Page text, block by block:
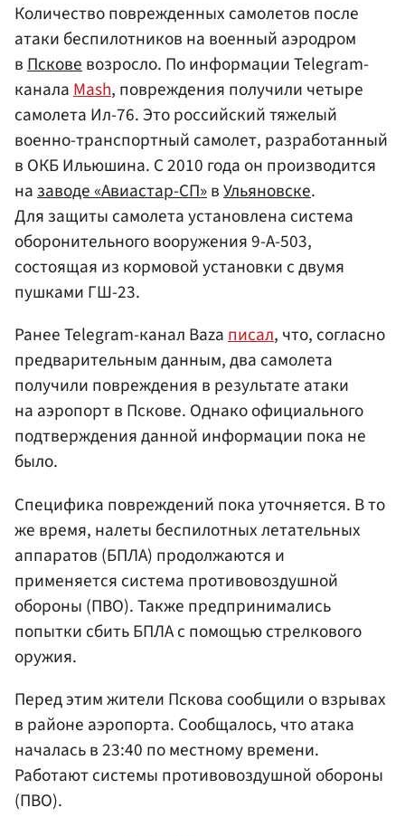
Количество поврежденных самолетов после
атаки беспилотников на военный аэродром
вПсковевозросло. По информации Telegram-
каналаMash, повреждения получили четыре
самолета Ил-76. Это российский тяжелый
военно-транспортный самолет, разработанный
в ОКБ Ильюшина. С 2010 года он производится
назаводе «Авиастар-СП»вУльяновске.
Для защиты самолета установлена система
оборонительного вооружения 9-А-503,
состоящая из кормовой установки с двумя
пушками ГШ-23.
Ранее Telegram-канал Bazaписал, что, согласно
предварительным данным, два самолета
получили повреждения в результате атаки
на аэропорт в Пскове. Однако официального
подтверждения данной информации пока не
было.
Специфика повреждений пока уточняется. В то
же время, налеты беспилотных летательных
аппаратов (БПЛА) продолжаются и
применяется система противовоздушной
обороны (ПВО). Также предпринимались
попытки сбить БПЛА с помощью стрелкового
оружия.
Перед этим жители Пскова сообщили о взрывах
в районе аэропорта. Сообщалось, что атака
началась в 23:40 по местному времени.
Работают системы противовоздушной обороны
(ПВО).